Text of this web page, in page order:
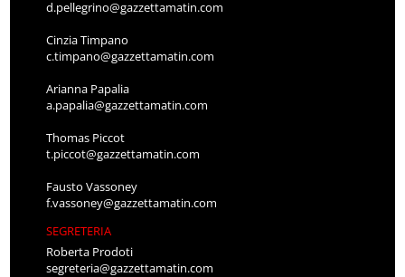
d.pellegrino@gazzettamatin.com
Cinzia Timpano
c.timpano@gazzettamatin.com
Arianna Papalia
a.papalia@gazzettamatin.com
Thomas Piccot
t.piccot@gazzettamatin.com
Fausto Vassoney
f.vassoney@gazzettamatin.com
SEGRETERIA
Roberta Prodoti
segreteria@gazzettamatin.com